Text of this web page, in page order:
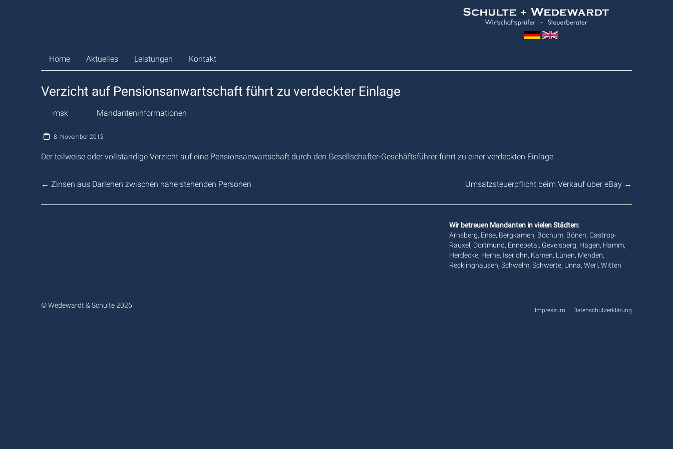
Home Aktuelles Leistungen Kontakt
Verzicht auf Pensionsanwartschaft führt zu verdeckter Einlage
msk Mandanteninformationen
8. November 2012
Der teilweise oder vollständige Verzicht auf eine Pensionsanwartschaft durch den Gesellschafter-Geschäftsführer führt zu einer verdeckten Einlage.
← Zinsen aus Darlehen zwischen nahe stehenden Personen Umsatzsteuerpflicht beim Verkauf über eBay →
Wir betreuen Mandanten in vielen Städten:
Arnsberg, Ense, Bergkamen, Bochum, Bönen, Castrop-
Rauxel, Dortmund, Ennepetal, Gevelsberg, Hagen, Hamm,
Herdecke, Herne, Iserlohn, Kamen, Lünen, Menden,
Recklinghausen, Schwelm, Schwerte, Unna, Werl, Witten
© Wedewardt & Schulte 2026
Impressum Datenschutzerklärung